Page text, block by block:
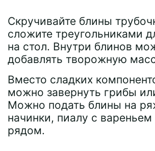
Скручивайте блины
сложите треугольниками
на стол. Внутри блинов
добавлять творожную
Вместо сладких
можно завернуть грибы
Можно подать блины на
начинки, пиалу с вареньем
рядом.